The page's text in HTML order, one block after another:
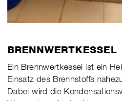
BRENNWERTKESSEL
Ein Brennwertkessel ist ein
Einsatz des Brennstoffs
Dabei wird die